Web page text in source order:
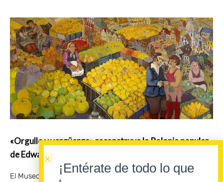
«Orgullo y vergüenza» reconstruye la Polonia popular
de Edward Dwurnik
El Museo de Arte Moderno de Varsovia revisa en «Orgullo y
¡Entérate de todo lo que